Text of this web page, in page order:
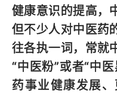
健康意识的提高，
但不少人对中医药
往各执一词，常就
“中医粉”或者“中
药事业健康发展